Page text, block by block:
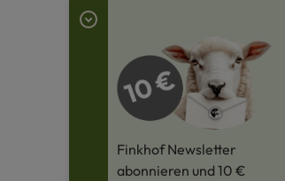
Finkhof Newsletter
abonnieren und 10 €